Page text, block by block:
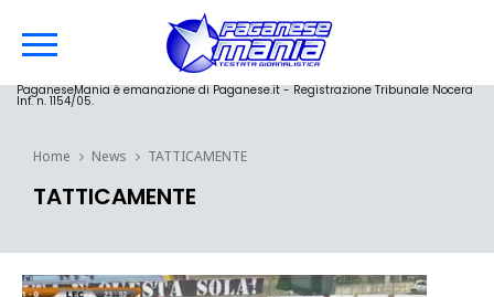
PaganeseMania è emanazione di Paganese.it - Registrazione Tribunale Nocera
Inf. n. 1154/05.
Home News TATTICAMENTE
TATTICAMENTE